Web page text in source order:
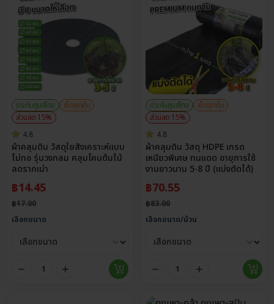
ประกันศูนย์ไทย
เซ็ตสุดคุ้ม
ส่วนลด 15%
4.8
ผ้าคลุมดิน วัสดุใยสังเคราะห์แบบ
ไม่ทอ รุ่นวงกลม คลุมโคนต้นไม้
ลดรากเน่า
฿14.45
฿17.00
เลือกขนาด
ประกันศูนย์ไทย
เซ็ตสุดคุ้ม
ส่วนลด 15%
4.8
ผ้าคลุมดิน วัสดุ HDPE เกรด
เหนียวพิเศษ ทนแดด อายุการใช้
งานยาวนาน 5-8 ปี (แบ่งตัดได้)
฿70.55
฿83.00
เลือกขนาด/ม้วน